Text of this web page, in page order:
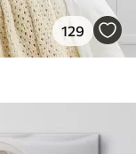
129